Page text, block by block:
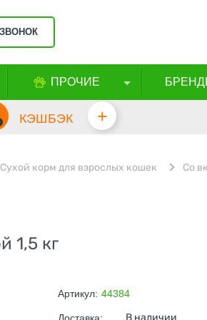
ПРОЧИЕ
КЭШБЭК +
Сухой корм для взрослых кошек Со
1,5 кг
Артикул: 44384
В наличии